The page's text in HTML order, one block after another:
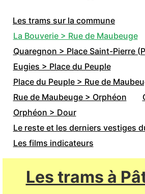
Les trams sur la commune
La Bouverie > Rue de Maubeuge
Quaregnon > Place Saint-Pierre
Eugies > Place du Peuple
Place du Peuple > Rue de
Rue de Maubeuge > Orphéon
Orphéon > Dour
Le reste et les derniers vestiges
Les films indicateurs
Les trams à